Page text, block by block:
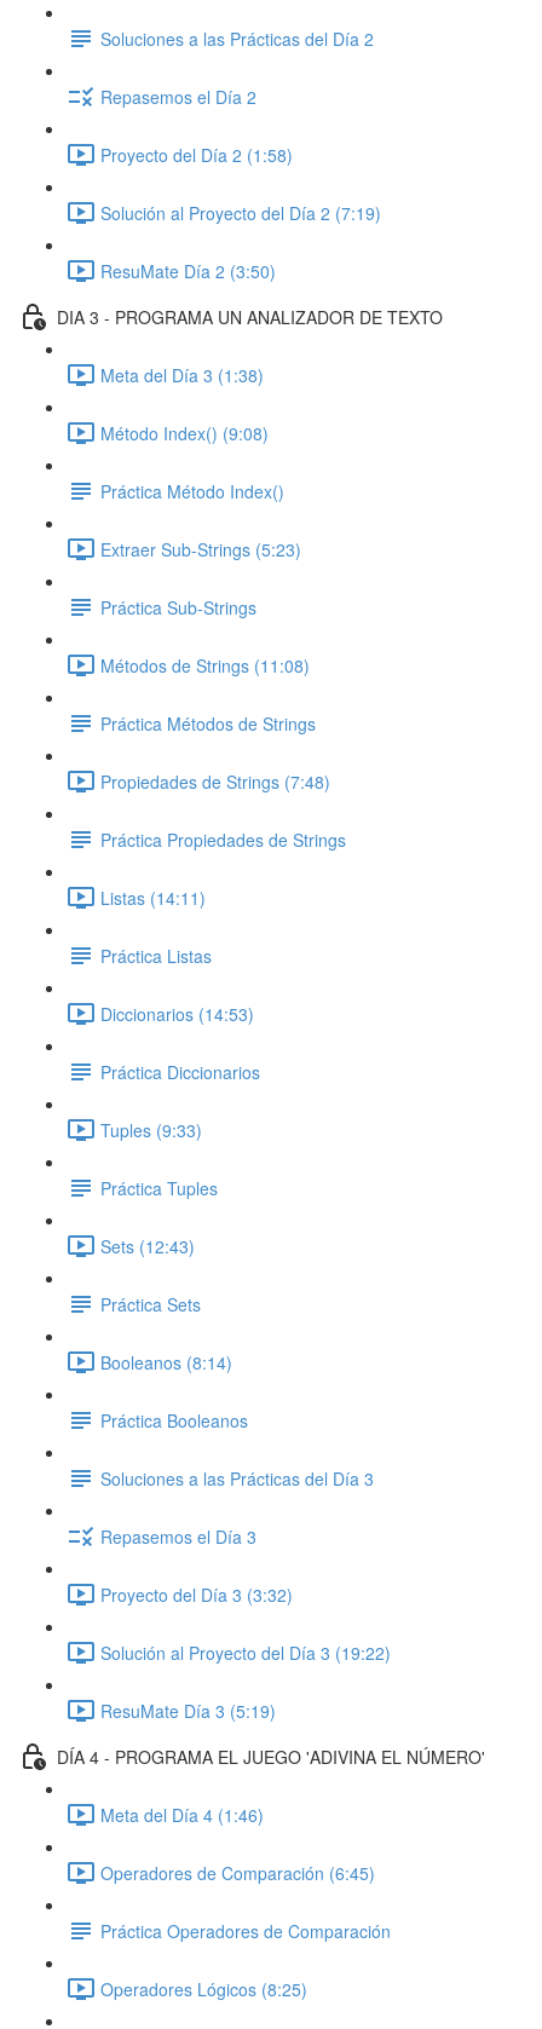
Soluciones a las Prácticas del Día 2
Repasemos el Día 2
Proyecto del Día 2 (1:58)
Solución al Proyecto del Día 2 (7:19)
ResuMate Día 2 (3:50)
DIA 3 - PROGRAMA UN ANALIZADOR DE TEXTO
Meta del Día 3 (1:38)
Método Index() (9:08)
Práctica Método Index()
Extraer Sub-Strings (5:23)
Práctica Sub-Strings
Métodos de Strings (11:08)
Práctica Métodos de Strings
Propiedades de Strings (7:48)
Práctica Propiedades de Strings
Listas (14:11)
Práctica Listas
Diccionarios (14:53)
Práctica Diccionarios
Tuples (9:33)
Práctica Tuples
Sets (12:43)
Práctica Sets
Booleanos (8:14)
Práctica Booleanos
Soluciones a las Prácticas del Día 3
Repasemos el Día 3
Proyecto del Día 3 (3:32)
Solución al Proyecto del Día 3 (19:22)
ResuMate Día 3 (5:19)
DÍA 4 - PROGRAMA EL JUEGO 'ADIVINA EL NÚMERO'
Meta del Día 4 (1:46)
Operadores de Comparación (6:45)
Práctica Operadores de Comparación
Operadores Lógicos (8:25)